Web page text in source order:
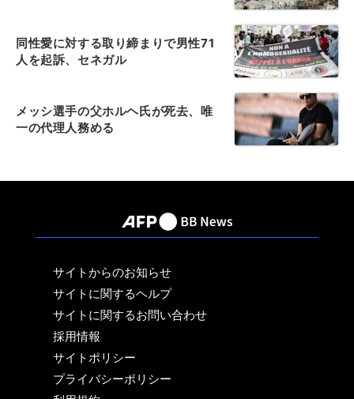
同性愛に対する取り締まりで男性71
人を起訴、セネガル
メッシ選手の父ホルヘ氏が死去、唯
一の代理人務める
サイトからのお知らせ
サイトに関するヘルプ
サイトに関するお問い合わせ
採用情報
サイトポリシー
プライバシーポリシー